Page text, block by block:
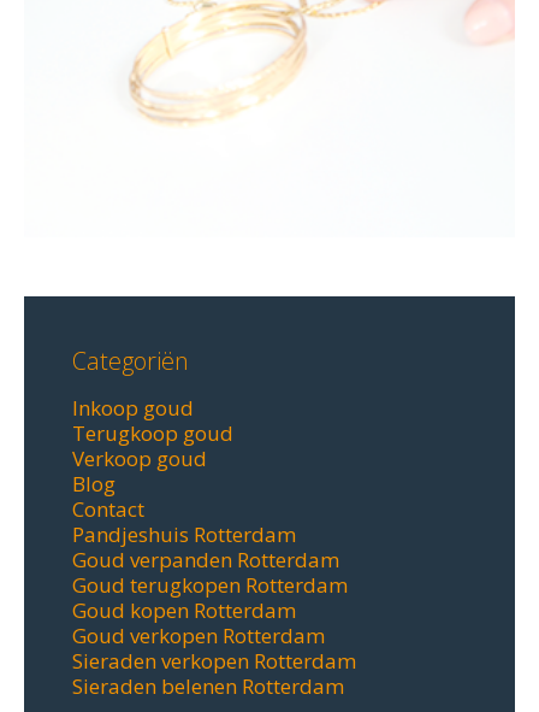
Categoriën
Inkoop goud
Terugkoop goud
Verkoop goud
Blog
Contact
Pandjeshuis Rotterdam
Goud verpanden Rotterdam
Goud terugkopen Rotterdam
Goud kopen Rotterdam
Goud verkopen Rotterdam
Sieraden verkopen Rotterdam
Sieraden belenen Rotterdam